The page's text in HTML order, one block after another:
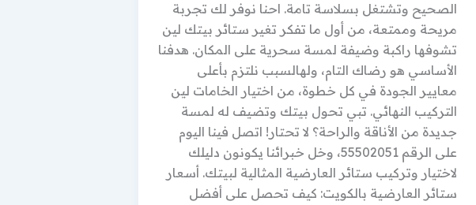
الصحيح وتشتغل بسلاسة تامة. احنا نوفر لك تجربة
مريحة وممتعة، من أول ما تفكر تغير ستائر بيتك لين
تشوفها راكبة وضيفة لمسة سحرية على المكان. هدفنا
الأساسي هو رضاك التام، ولهالسبب نلتزم بأعلى
معايير الجودة في كل خطوة، من اختيار الخامات لين
التركيب النهائي. تبي تحول بيتك وتضيف له لمسة
جديدة من الأناقة والراحة؟ لا تحتار! اتصل فينا اليوم
على الرقم 55502051، وخل خبرائنا يكونون دليلك
لاختيار وتركيب ستائر العارضية المثالية لبيتك. أسعار
ستائر العارضية بالكويت: كيف تحصل على أفضل